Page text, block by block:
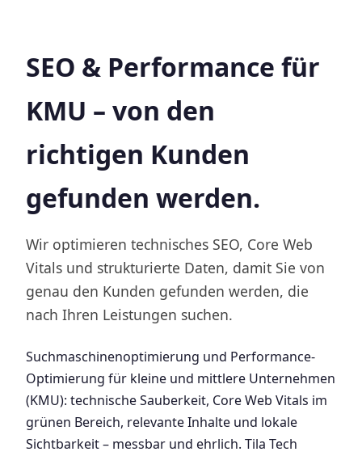
SEO & Performance für
KMU – von den
richtigen Kunden
gefunden werden.
Wir optimieren technisches SEO, Core Web
Vitals und strukturierte Daten, damit Sie von
genau den Kunden gefunden werden, die
nach Ihren Leistungen suchen.
Suchmaschinenoptimierung und Performance-
Optimierung für kleine und mittlere Unternehmen
(KMU): technische Sauberkeit, Core Web Vitals im
grünen Bereich, relevante Inhalte und lokale
Sichtbarkeit – messbar und ehrlich. Tila Tech